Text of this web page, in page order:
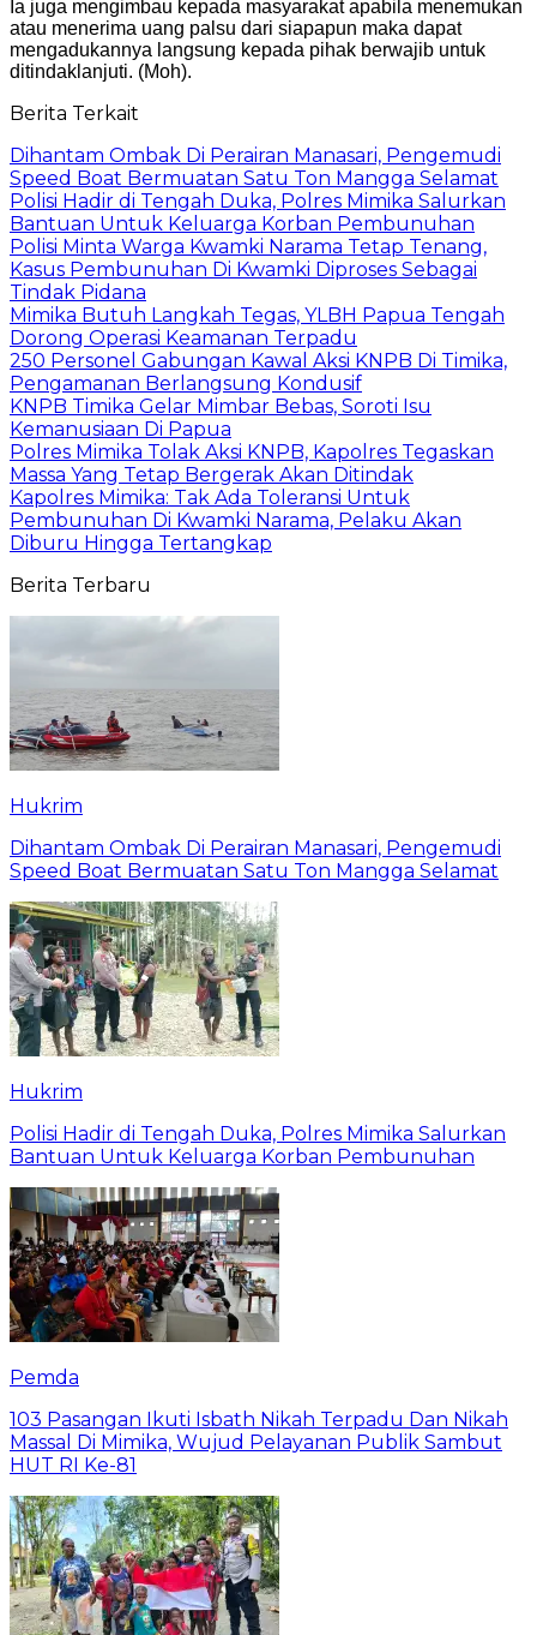
Ia juga mengimbau kepada masyarakat apabila menemukan
atau menerima uang palsu dari siapapun maka dapat
mengadukannya langsung kepada pihak berwajib untuk
ditindaklanjuti. (Moh).
Berita Terkait
Dihantam Ombak Di Perairan Manasari, Pengemudi
Speed Boat Bermuatan Satu Ton Mangga Selamat
Polisi Hadir di Tengah Duka, Polres Mimika Salurkan
Bantuan Untuk Keluarga Korban Pembunuhan
Polisi Minta Warga Kwamki Narama Tetap Tenang,
Kasus Pembunuhan Di Kwamki Diproses Sebagai
Tindak Pidana
Mimika Butuh Langkah Tegas, YLBH Papua Tengah
Dorong Operasi Keamanan Terpadu
250 Personel Gabungan Kawal Aksi KNPB Di Timika,
Pengamanan Berlangsung Kondusif
KNPB Timika Gelar Mimbar Bebas, Soroti Isu
Kemanusiaan Di Papua
Polres Mimika Tolak Aksi KNPB, Kapolres Tegaskan
Massa Yang Tetap Bergerak Akan Ditindak
Kapolres Mimika: Tak Ada Toleransi Untuk
Pembunuhan Di Kwamki Narama, Pelaku Akan
Diburu Hingga Tertangkap
Berita Terbaru
Hukrim
Dihantam Ombak Di Perairan Manasari, Pengemudi
Speed Boat Bermuatan Satu Ton Mangga Selamat
Hukrim
Polisi Hadir di Tengah Duka, Polres Mimika Salurkan
Bantuan Untuk Keluarga Korban Pembunuhan
Pemda
103 Pasangan Ikuti Isbath Nikah Terpadu Dan Nikah
Massal Di Mimika, Wujud Pelayanan Publik Sambut
HUT RI Ke-81